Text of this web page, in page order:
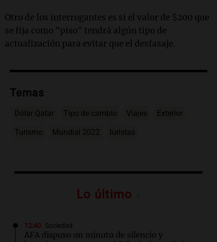
Otro de los interrogantes es si el valor de $200 que
se fija como "piso" tendrá algún tipo de
actualización para evitar que el desfasaje.
Temas
Dólar Qatar Tipo de cambio Viajes Exterior
Turismo Mundial 2022 turistas
Lo último
12:40 Sociedad
AFA dispuso un minuto de silencio y